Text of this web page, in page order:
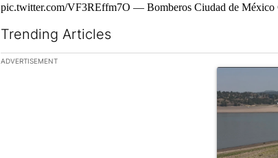
pic.twitter.com/VF3REffm7O — Bomberos Ciudad de
Trending Articles
The following is a list of the most commented articles in the
ADVERTISEMENT